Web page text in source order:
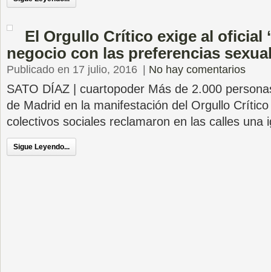
El Orgullo Crítico exige al oficial
negocio con las preferencias
Publicado en 17 julio, 2016 No hay comentarios
SATO DÍAZ | cuartopoder Más de 2.000
de Madrid en la manifestación del Orgullo
colectivos sociales reclamaron en las calles
Sigue Leyendo...